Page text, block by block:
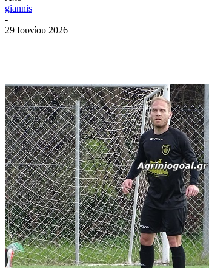
giannis
-
29 Ιουνίου 2026